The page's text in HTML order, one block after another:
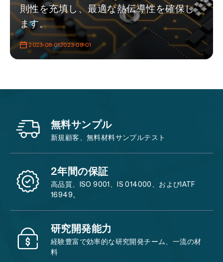
則性を充填し、最適な熱伝導性を確保し
ます。
2023-08-012023-08-01
無料サンプル
新規顧客、無料材料サンプルテスト
2年間の保証
高品質、ISO 9001、IS 014000、およびIATF
16949。
研究開発能力
経験豊富で効率的な研究開発チーム、一流の材
料